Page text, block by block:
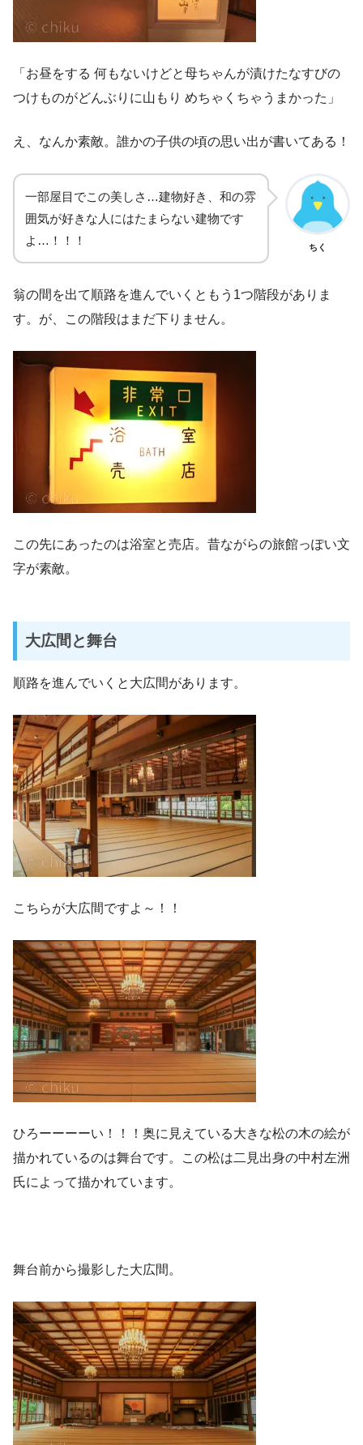
「お昼をする 何もないけどと母ちゃんが漬けたなすびの
つけものがどんぶりに山もり めちゃくちゃうまかった」
え、なんか素敵。誰かの子供の頃の思い出が書いてある！
一部屋目でこの美しさ…建物好き、和の雰
囲気が好きな人にはたまらない建物です
よ…！！！
ちく
翁の間を出て順路を進んでいくともう1つ階段がありま
す。が、この階段はまだ下りません。
この先にあったのは浴室と売店。昔ながらの旅館っぽい文
字が素敵。
大広間と舞台
順路を進んでいくと大広間があります。
こちらが大広間ですよ～！！
ひろーーーーい！！！奥に見えている大きな松の木の絵が
描かれているのは舞台です。この松は二見出身の中村左洲
氏によって描かれています。
舞台前から撮影した大広間。